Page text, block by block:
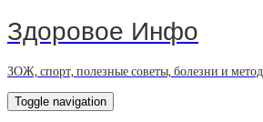
Здоровое Инфо
ЗОЖ, спорт, полезные советы, болезни и
Toggle navigation